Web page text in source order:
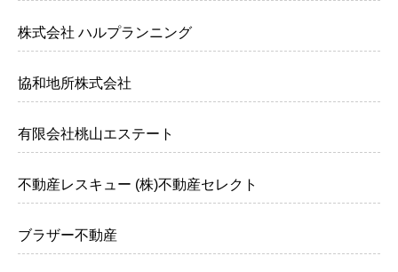
株式会社 ハルプランニング
協和地所株式会社
有限会社桃山エステート
不動産レスキュー (株)不動産セレクト
ブラザー不動産